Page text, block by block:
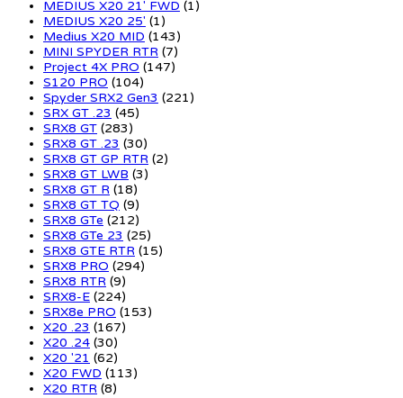
MEDIUS X20 21' FWD (1)
MEDIUS X20 25' (1)
Medius X20 MID (143)
MINI SPYDER RTR (7)
Project 4X PRO (147)
S120 PRO (104)
Spyder SRX2 Gen3 (221)
SRX GT .23 (45)
SRX8 GT (283)
SRX8 GT .23 (30)
SRX8 GT GP RTR (2)
SRX8 GT LWB (3)
SRX8 GT R (18)
SRX8 GT TQ (9)
SRX8 GTe (212)
SRX8 GTe 23 (25)
SRX8 GTE RTR (15)
SRX8 PRO (294)
SRX8 RTR (9)
SRX8-E (224)
SRX8e PRO (153)
X20 .23 (167)
X20 .24 (30)
X20 '21 (62)
X20 FWD (113)
X20 RTR (8)